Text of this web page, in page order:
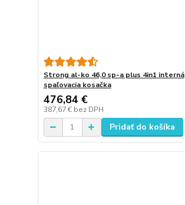
Strong al-ko 46,0 sp-a plus 4in1 interná
spaľovacia kosačka
476,84 €
387,67 € bez DPH
Pridať do košíka